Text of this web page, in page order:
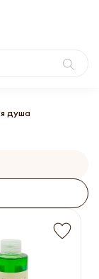
душа